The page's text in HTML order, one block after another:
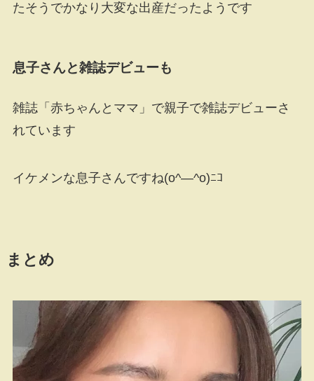
たそうでかなり大変な出産だったようです
息子さんと雑誌デビューも
雑誌「赤ちゃんとママ」で親子で雑誌デビューさ
れています
イケメンな息子さんですね(o^―^o)ﾆｺ
まとめ